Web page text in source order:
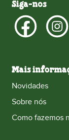
Siga-nos
Mais
Novidades
Sobre nós
Como fazemos